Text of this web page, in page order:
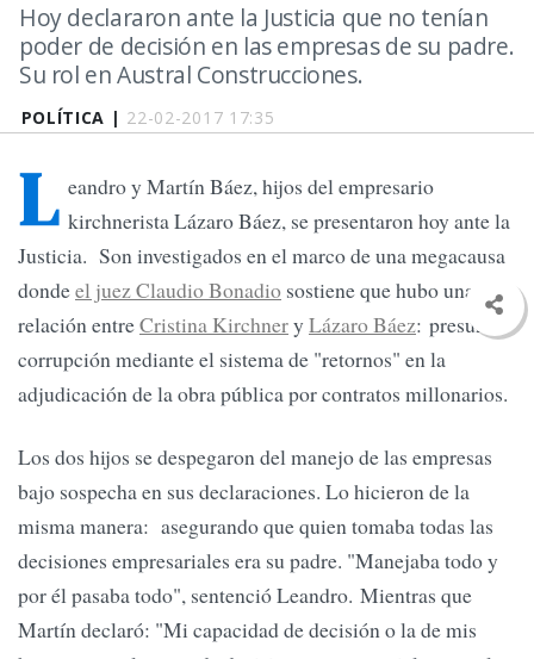
POLÍTICA | 22-02-2017 17:35
Hoy declararon ante la Justicia que no tenían
poder de decisión en las empresas de su padre.
Su rol en Austral Construcciones.
L eandro y Martín Báez, hijos del empresario
kirchnerista Lázaro Báez, se presentaron hoy ante la
Justicia. Son investigados en el marco de una megacausa
dondeel juez Claudio Bonadio sostiene que hubo una
relación entreCristina Kirchnery Lázaro Báez: presunta
corrupción mediante el sistema de "retornos" en la
adjudicación de la obra pública por contratos millonarios.
Los dos hijos se despegaron del manejo de las empresas
bajo sospecha en sus declaraciones. Lo hicieron de la
misma manera: asegurando que quien tomaba todas las
decisiones empresariales era su padre. "Manejaba todo y
por él pasaba todo", sentenció Leandro. Mientras que
Martín declaró: "Mi capacidad de decisión o la de mis